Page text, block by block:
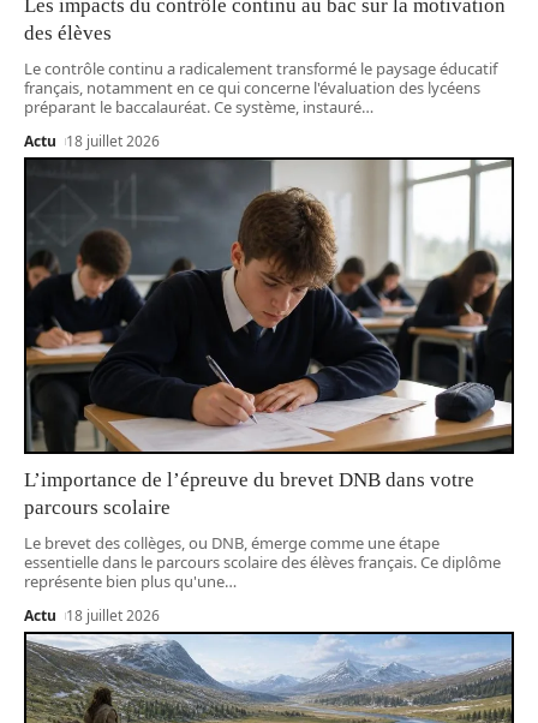
Les impacts du contrôle continu au bac sur la motivation
des élèves
Le contrôle continu a radicalement transformé le paysage éducatif
français, notamment en ce qui concerne l'évaluation des lycéens
préparant le baccalauréat. Ce système, instauré…
Actu 18 juillet 2026
L’importance de l’épreuve du brevet DNB dans votre
parcours scolaire
Le brevet des collèges, ou DNB, émerge comme une étape
essentielle dans le parcours scolaire des élèves français. Ce diplôme
représente bien plus qu'une…
Actu 18 juillet 2026